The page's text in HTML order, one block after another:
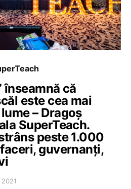
înseamnă că
este cea mai
– Dragoș
SuperTeach.
peste 1.000
guvernanți,